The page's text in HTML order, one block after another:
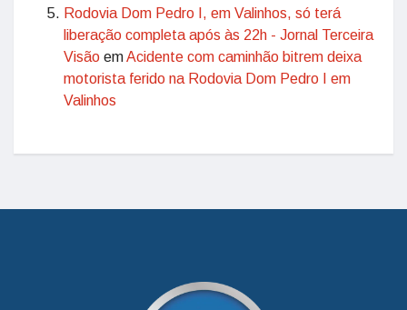
Rodovia Dom Pedro I, em Valinhos, só terá
liberação completa após às 22h - Jornal Terceira
Visão emAcidente com caminhão bitrem deixa
motorista ferido na Rodovia Dom Pedro I em
Valinhos